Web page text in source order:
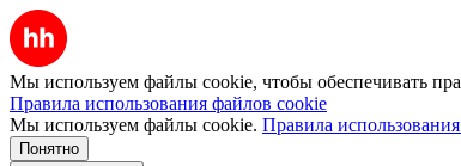
Мы используем файлы cookie, чтобы обеспечивать
Правила использования файлов cookie
Мы используем файлы cookie. Правила
Понятно